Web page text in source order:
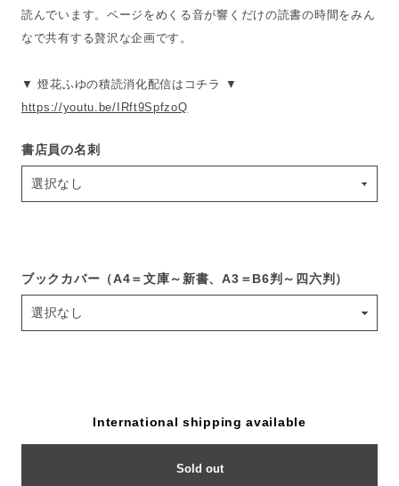
読んでいます。ページをめくる音が響くだけの読書の時間をみん
なで共有する贅沢な企画です。
▼ 燈花ふゆの積読消化配信はコチラ ▼
https://youtu.be/IRft9SpfzoQ
書店員の名刺
ブックカバー（A4＝文庫～新書、A3＝B6判～四六判）
International shipping available
Sold out